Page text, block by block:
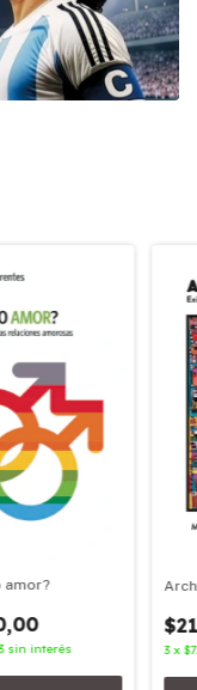
amor?
sin interés 3 x